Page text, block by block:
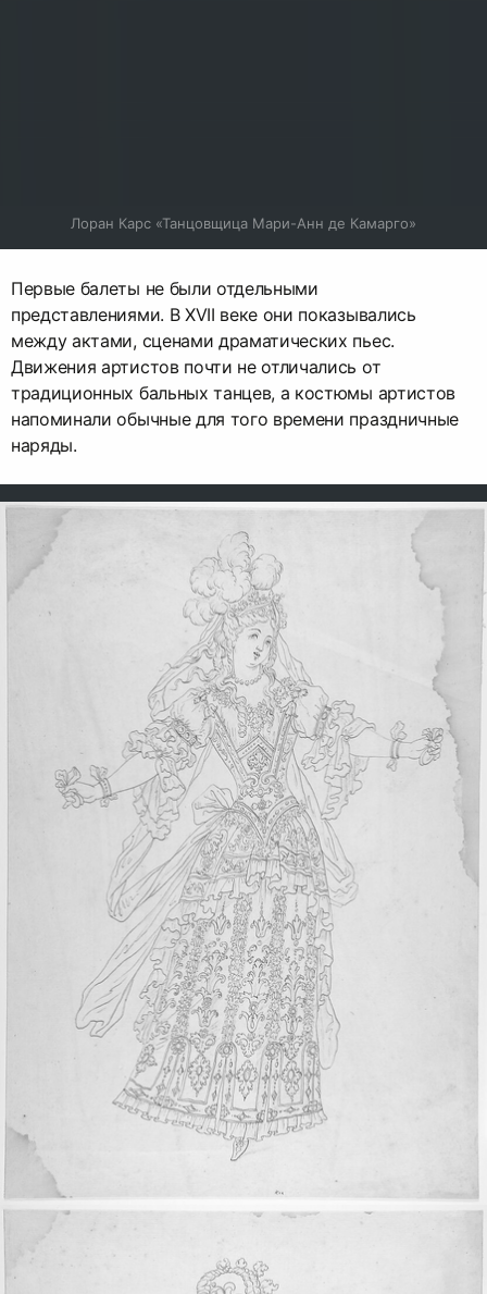
Лоран Карс «Танцовщица Мари-Анн де Камарго»
Первые балеты не были отдельными
представлениями. В XVII веке они показывались
между актами, сценами драматических пьес.
Движения артистов почти не отличались от
традиционных бальных танцев, а костюмы артистов
напоминали обычные для того времени праздничные
наряды.